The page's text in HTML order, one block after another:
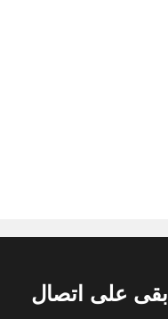
ابقى على اتصال